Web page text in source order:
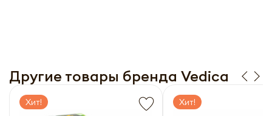
Другие товары бренда Vedica
Хит! Хит!